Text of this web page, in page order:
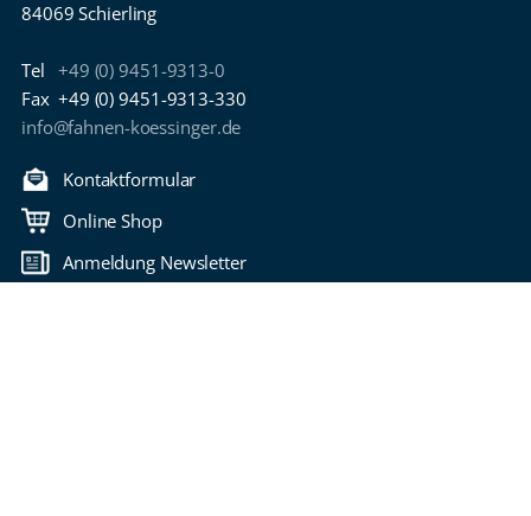
84069 Schierling
Tel +49 (0) 9451-9313-0
Fax +49 (0) 9451-9313-330
info@fahnen-koessinger.de
Kontaktformular
Online Shop
Anmeldung Newsletter